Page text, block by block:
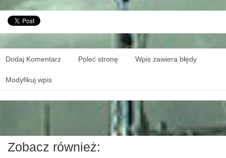
Dodaj Komentarz Poleć stronę Wpis zawiera błędy
Modyfikuj wpis
Zobacz również: